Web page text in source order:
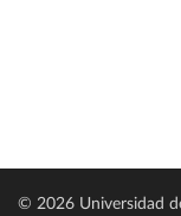
© 2026 Universidad